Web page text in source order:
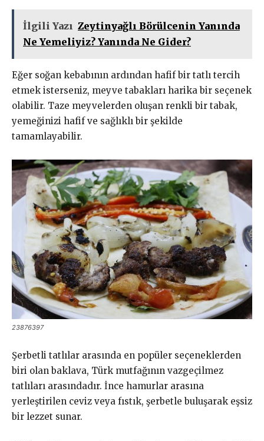
İlgili Yazı Zeytinyağlı Börülcenin Yanında
Ne Yemeliyiz? Yanında Ne Gider?
Eğer soğan kebabının ardından hafif bir tatlı tercih
etmek isterseniz, meyve tabakları harika bir seçenek
olabilir. Taze meyvelerden oluşan renkli bir tabak,
yemeğinizi hafif ve sağlıklı bir şekilde
tamamlayabilir.
23876397
Şerbetli tatlılar arasında en popüler seçeneklerden
biri olan baklava, Türk mutfağının vazgeçilmez
tatlıları arasındadır. İnce hamurlar arasına
yerleştirilen ceviz veya fıstık, şerbetle buluşarak eşsiz
bir lezzet sunar.